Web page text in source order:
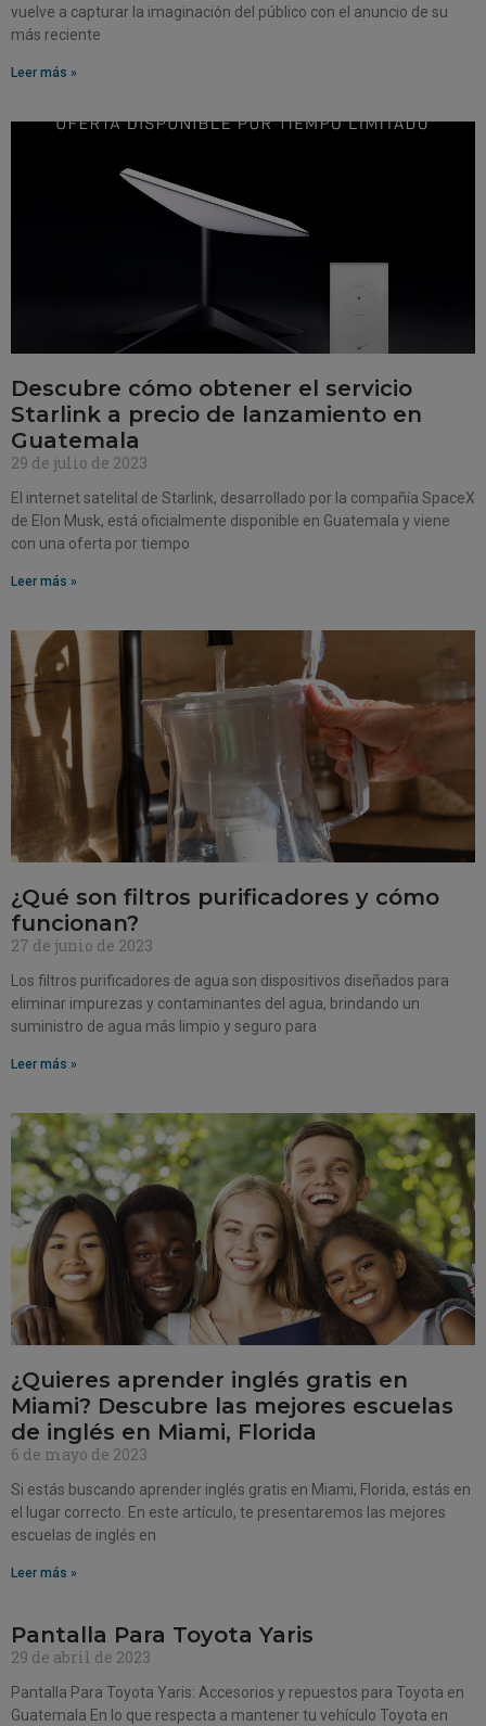
vuelve a capturar la imaginación del público con el anuncio de su
más reciente
Leer más »
Descubre cómo obtener el servicio
Starlink a precio de lanzamiento en
Guatemala
29 de julio de 2023
El internet satelital de Starlink, desarrollado por la compañía SpaceX
de Elon Musk, está oficialmente disponible en Guatemala y viene
con una oferta por tiempo
Leer más »
¿Qué son filtros purificadores y cómo
funcionan?
27 de junio de 2023
Los filtros purificadores de agua son dispositivos diseñados para
eliminar impurezas y contaminantes del agua, brindando un
suministro de agua más limpio y seguro para
Leer más »
¿Quieres aprender inglés gratis en
Miami? Descubre las mejores escuelas
de inglés en Miami, Florida
6 de mayo de 2023
Si estás buscando aprender inglés gratis en Miami, Florida, estás en
el lugar correcto. En este artículo, te presentaremos las mejores
escuelas de inglés en
Leer más »
Pantalla Para Toyota Yaris
29 de abril de 2023
Pantalla Para Toyota Yaris: Accesorios y repuestos para Toyota en
Guatemala En lo que respecta a mantener tu vehículo Toyota en